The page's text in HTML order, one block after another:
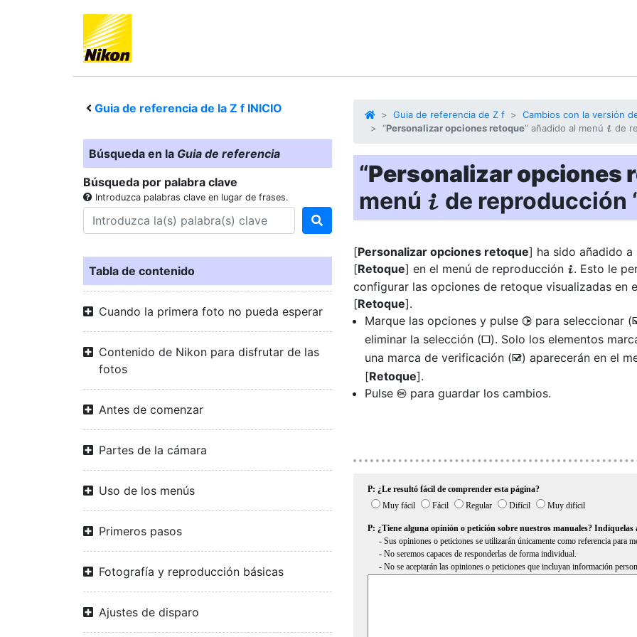
Guia de referencia de la Z f INICIO
Búsqueda en la Guia de referencia
Búsqueda por palabra clave
Introduzca palabras clave en lugar de frases.
Tabla de contenido
Cuando la primera foto no pueda esperar
Contenido de Nikon para disfrutar de las
fotos
Antes de comenzar
Partes de la cámara
Uso de los menús
Primeros pasos
Fotografía y reproducción básicas
Ajustes de disparo
Guia de referencia de Z f
Cambios con la versión
“Personalizar opciones retoque” añadido al menú i de
“Personalizar opciones
menú i de reproducción
[Personalizar opciones retoque] ha sido añadido a
[Retoque] en el menú de reproducción i. Esto le
configurar las opciones de retoque visualizadas en
[Retoque].
Marque las opciones y pulse 2 para seleccionar (
eliminar la selección (U). Solo los elementos
una marca de verificación (M) aparecerán en el
[Retoque].
Pulse J para guardar los cambios.